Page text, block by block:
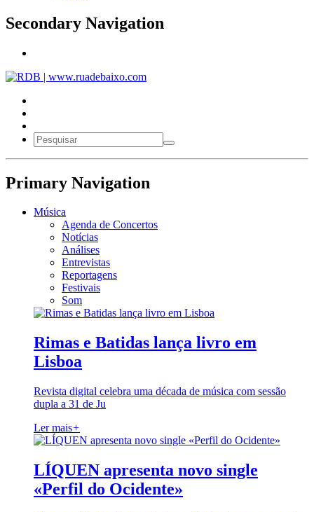
Secondary Navigation
Primary Navigation
Música
Agenda de Concertos
Notícias
Análises
Entrevistas
Reportagens
Festivais
Som
Rimas e Batidas lança livro em
Lisboa
Revista digital celebra uma década de música com sessão
dupla a 31 de Ju
Ler mais+
LÍQUEN apresenta novo single
«Perfil do Ocidente»